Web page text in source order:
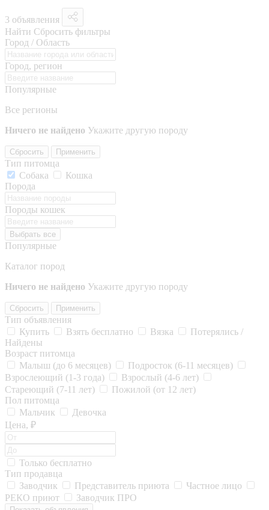
3 объявления
Найти Сбросить фильтры
Город / Область
Город, регион
Популярные
Все регионы
Ничего не найдено Укажите другую породу
Сбросить Применить
Тип питомца
Собака
Кошка
Порода
Породы кошек
Выбрать все
Популярные
Каталог пород
Ничего не найдено Укажите другую породу
Сбросить Применить
Тип объявления
Купить
Взять бесплатно Вязка
Потерялись /
Найдены
Возраст питомца
Малыш (до 6 месяцев)
Подросток (6-11 месяцев)
Взрослеющий (1-3 года)
Взрослый (4-6 лет)
Стареющий (7-11 лет)
Пожилой (от 12 лет)
Пол питомца
Мальчик
Девочка
Цена, ₽
Только бесплатно
Тип продавца
Заводчик
Представитель приюта
Частное лицо
РЕКО приют
Заводчик ПРО